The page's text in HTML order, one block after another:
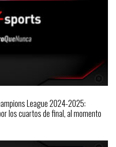
League 2024-2025:
los cuartos de final, al momento